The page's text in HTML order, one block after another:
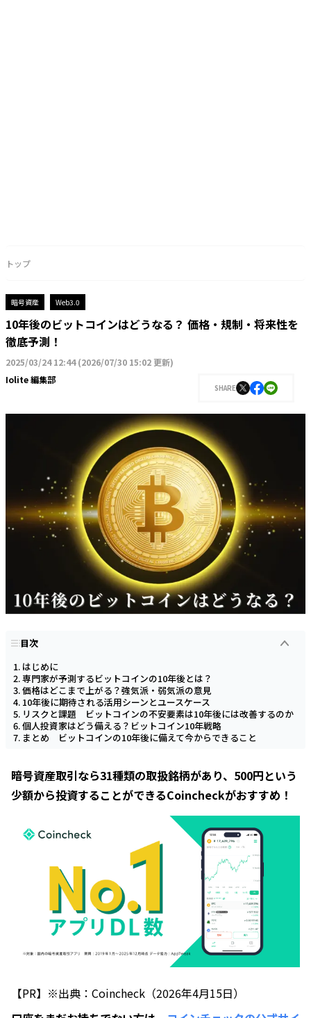
トップ
暗号資産 Web3.0
10年後のビットコインはどうなる？ 価格・規制・将来性を
徹底予測！
2025/03/24 12:44(2026/07/30 15:02 更新)
Iolite 編集部
SHARE
目次
はじめに
専門家が予測するビットコインの10年後とは？
価格はどこまで上がる？強気派・弱気派の意見
10年後に期待される活用シーンとユースケース
リスクと課題 ビットコインの不安要素は10年後には改善するのか
個人投資家はどう備える？ビットコイン10年戦略
まとめ ビットコインの10年後に備えて今からできること
暗号資産取引なら31種類の取扱銘柄があり、500円という
少額から投資することができるCoincheckがおすすめ！
【PR】※出典：Coincheck（2026年4月15日）